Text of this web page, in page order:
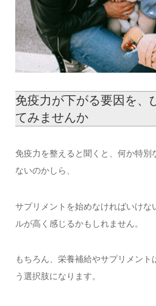
免疫力が下がる要因を、
てみませんか
免疫力を整えると聞くと、何か特別
ないのかしら、
サプリメントを始めなければいけな
ルが高く感じるかもしれません。
もちろん、栄養補給やサプリメン
う選択肢になります。